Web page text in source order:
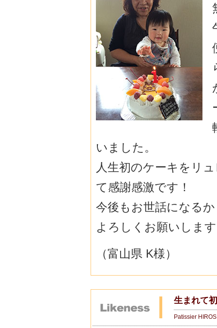
いました。
人生初のケーキをリ
て感謝感激です！
今後もお世話になる
よろしくお願いしま
（富山県 K様）
生まれて
Patissier